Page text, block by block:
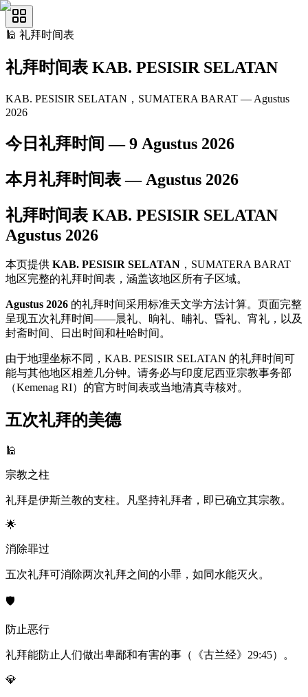
🕌 礼拜时间表
礼拜时间表 KAB. PESISIR SELATAN
KAB. PESISIR SELATAN，SUMATERA BARAT — Agustus
2026
今日礼拜时间 — 9 Agustus 2026
本月礼拜时间表 — Agustus 2026
礼拜时间表 KAB. PESISIR SELATAN
Agustus 2026
本页提供 KAB. PESISIR SELATAN ，SUMATERA BARAT
地区完整的礼拜时间表，涵盖该地区所有子区域。
Agustus 2026 的礼拜时间采用标准天文学方法计算。页面完整
呈现五次礼拜时间——晨礼、晌礼、晡礼、昏礼、宵礼，以及
封斋时间、日出时间和杜哈时间。
由于地理坐标不同，KAB. PESISIR SELATAN 的礼拜时间可
能与其他地区相差几分钟。请务必与印度尼西亚宗教事务部
（Kemenag RI）的官方时间表或当地清真寺核对。
五次礼拜的美德
🕌
宗教之柱
礼拜是伊斯兰教的支柱。凡坚持礼拜者，即已确立其宗教。
🌟
消除罪过
五次礼拜可消除两次礼拜之间的小罪，如同水能灭火。
🛡️
防止恶行
礼拜能防止人们做出卑鄙和有害的事（《古兰经》29:45）。
💎